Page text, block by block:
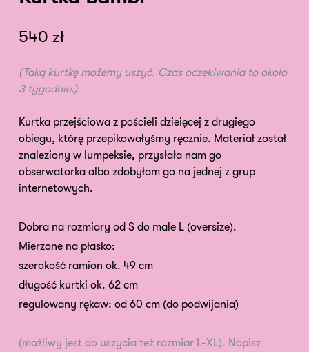
540 zł
(Taką kurtkę możemy uszyć. Czas oczekiwania to około
3 tygodnie.)
Kurtka przejściowa z pościeli dzieięcej z drugiego
obiegu, którę przepikowałyśmy ręcznie. Materiał został
znaleziony w lumpeksie, przysłała nam go
obserwatorka albo zdobyłam go na jednej z grup
internetowych.
Dobra na rozmiary od S do małe L (oversize).
Mierzone na płasko:
szerokość ramion ok. 49 cm
długość kurtki ok. 62 cm
regulowany rękaw: od 60 cm (do podwijania)
(możliwy jest do uszycia też rozmiar L-XL). Napisz